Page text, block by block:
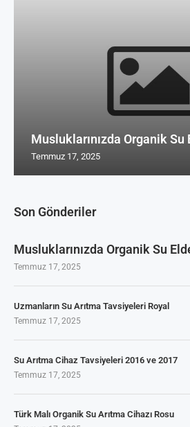
Son Gönderiler
Musluklarınızda Organik Su
Temmuz 17, 2025
Uzmanların Su Arıtma Tavsiyeleri Royal
Temmuz 17, 2025
Su Arıtma Cihaz Tavsiyeleri 2016 ve 2017
Temmuz 17, 2025
Türk Malı Organik Su Arıtma Cihazı Rosu
Musluklarınızda Organik Su
Temmuz 17, 2025